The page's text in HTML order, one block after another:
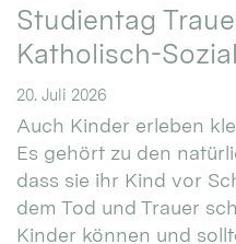
Studientag
Katholisch-
20. Juli 2026
Auch Kinder erleben
Es gehört zu den
dass sie ihr Kind vor
dem Tod und Trauer
Kinder können und